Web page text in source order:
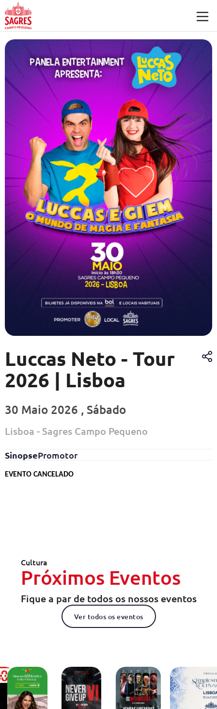
Saltar para o conteúdo principal
Luccas Neto - Tour
2026 | Lisboa
30 Maio 2026 , Sábado
Lisboa - Sagres Campo Pequeno
SinopsePromotor
EVENTO CANCELADO
Cultura
Próximos Eventos
Fique a par de todos os nossos eventos
Ver todos os eventos